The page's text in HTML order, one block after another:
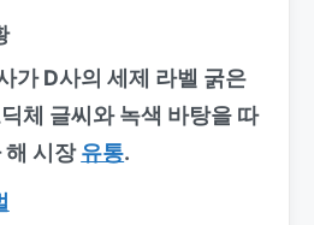
가 D사의 세제 라벨 굵은
체 글씨와 녹색 바탕을 따
해 시장유통.